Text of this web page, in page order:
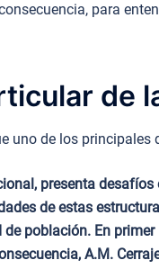
para
de
uno de los principales
presenta
de estas
población. En primer
A.M.